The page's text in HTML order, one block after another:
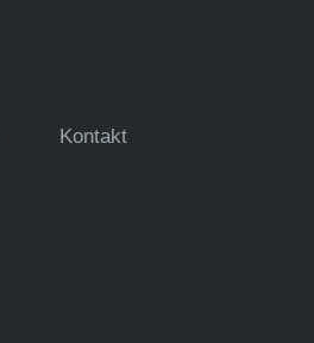
Kontakt